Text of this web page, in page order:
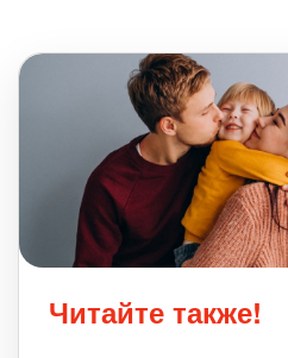
Читайте также!